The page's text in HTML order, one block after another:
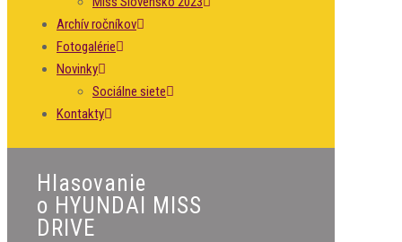
Archív ročníkov
Fotogalérie
Novinky
Sociálne siete
Kontakty
Hlasovanie
o HYUNDAI MISS
DRIVE